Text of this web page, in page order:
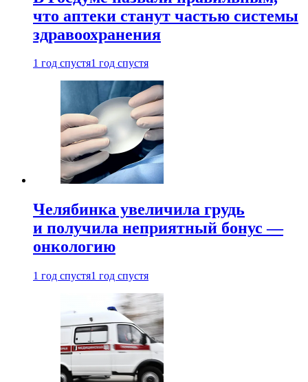
что аптеки станут частью системы
здравоохранения
1 год спустя1 год спустя
Челябинка увеличила грудь
и получила неприятный бонус —
онкологию
1 год спустя1 год спустя